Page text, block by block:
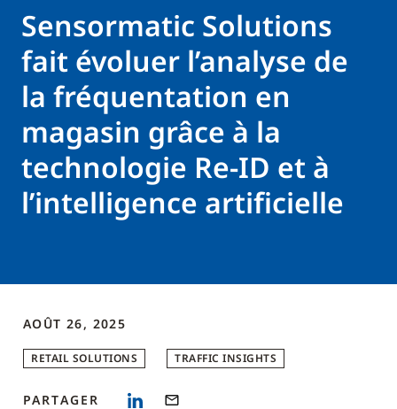
Sensormatic Solutions
fait évoluer l’analyse de
la fréquentation en
magasin grâce à la
technologie Re-ID et à
l’intelligence artificielle
AOÛT 26, 2025
RETAIL SOLUTIONS TRAFFIC INSIGHTS
PARTAGER